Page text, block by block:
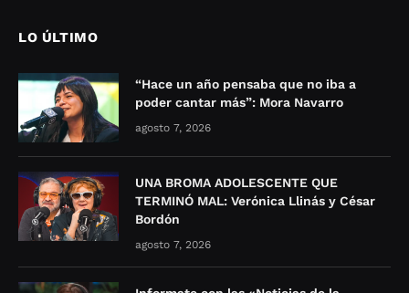
LO ÚLTIMO
“Hace un año pensaba que no iba a
poder cantar más”: Mora Navarro
agosto 7, 2026
UNA BROMA ADOLESCENTE QUE
TERMINÓ MAL: Verónica Llinás y César
Bordón
agosto 7, 2026